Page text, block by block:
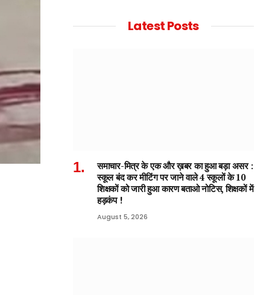
Latest Posts
समाचार-मित्र के एक और ख़बर का हुआ बड़ा असर :
स्कूल बंद कर मीटिंग पर जाने वाले 4 स्कूलों के 10
शिक्षकों को जारी हुआ कारण बताओ नोटिस, शिक्षकों में
हड़कंप !
August 5, 2026